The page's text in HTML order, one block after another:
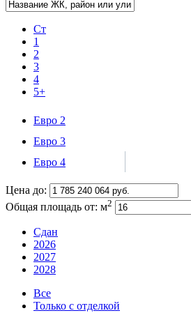
Ст
1
2
3
4
5+
Евро 2
Евро 3
Евро 4
Цена до:
Общая площадь от: м2
Сдан
2026
2027
2028
Все
Только с отделкой